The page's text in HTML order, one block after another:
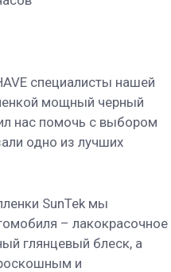
специалисты нашей
мощный черный
нас помочь с выбором
одно из лучших
SunTek мы
– лакокрасочное
глянцевый блеск, а
и